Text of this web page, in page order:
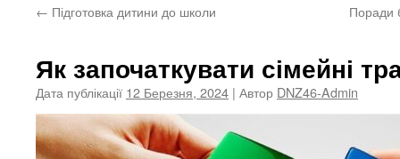
← Підготовка дитини до школи Поради
Як започаткувати сімейні
Дата публікації 12 Березня, 2024 | Автор DNZ46-Admin